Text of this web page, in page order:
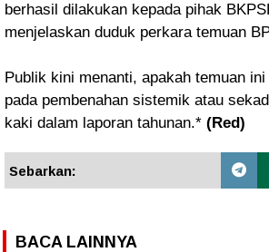
berhasil dilakukan kepada pihak
menjelaskan duduk perkara temuan
Publik kini menanti, apakah temuan
pada pembenahan sistemik atau
kaki dalam laporan tahunan.* (Red)
Sebarkan:
BACA LAINNYA